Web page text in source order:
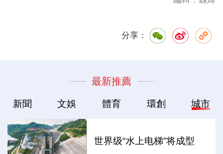
分享：
最新推薦
新聞 文娛 體育 環創 城市
世界级“水上电梯”将成型